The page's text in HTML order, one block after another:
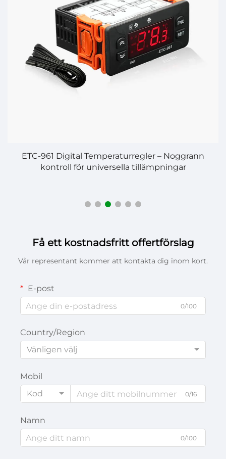
ETC-961 Digital Temperaturregler – Noggrann
kontroll för universella tillämpningar
Få ett kostnadsfritt offertförslag
Vår representant kommer att kontakta dig inom kort.
E-post
0/100
Country/Region
Vänligen välj
Mobil
Kod
0/16
Namn
0/100